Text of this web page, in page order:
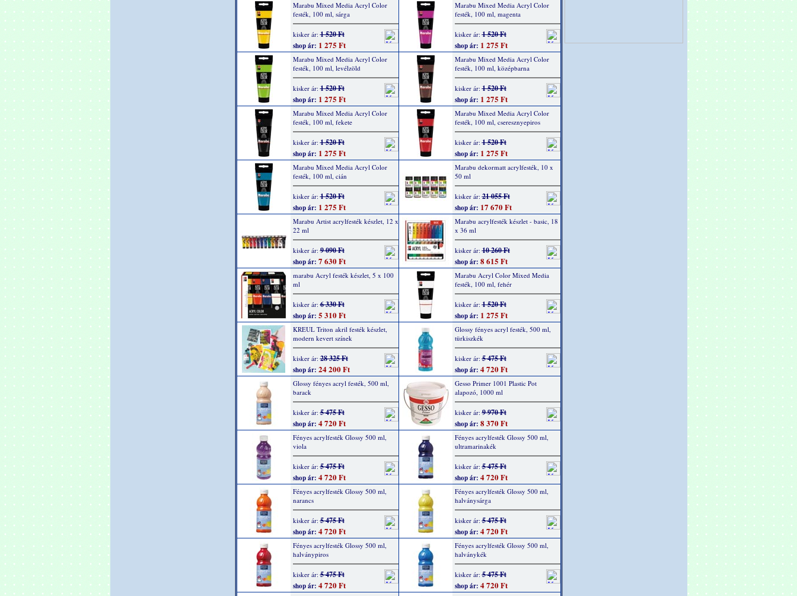
Marabu Mixed Media Acryl Color
festék, 100 ml, sárga
kisker ár:1 520 Ft
shop ár: 1 275 Ft
Marabu Mixed Media Acryl Color
festék, 100 ml, magenta
kisker ár:1 520 Ft
shop ár: 1 275 Ft
Marabu Mixed Media Acryl Color
festék, 100 ml, levélzöld
kisker ár:1 520 Ft
shop ár: 1 275 Ft
Marabu Mixed Media Acryl Color
festék, 100 ml, középbarna
kisker ár:1 520 Ft
shop ár: 1 275 Ft
Marabu Mixed Media Acryl Color
festék, 100 ml, fekete
kisker ár:1 520 Ft
shop ár: 1 275 Ft
Marabu Mixed Media Acryl Color
festék, 100 ml, cseresznyepiros
kisker ár:1 520 Ft
shop ár: 1 275 Ft
Marabu Mixed Media Acryl Color
festék, 100 ml, cián
kisker ár:1 520 Ft
shop ár: 1 275 Ft
Marabu dekormatt acrylfesték, 10 x
50 ml
kisker ár:21 055 Ft
shop ár: 17 670 Ft
Marabu Artist acrylfesték készlet, 12 x
22 ml
kisker ár:9 090 Ft
shop ár: 7 630 Ft
Marabu acrylfesték készlet - basic, 18
x 36 ml
kisker ár:10 260 Ft
shop ár: 8 615 Ft
marabu Acryl festék készlet, 5 x 100
ml
kisker ár:6 330 Ft
shop ár: 5 310 Ft
Marabu Acryl Color Mixed Media
festék, 100 ml, fehér
kisker ár:1 520 Ft
shop ár: 1 275 Ft
KREUL Triton akril festék készlet,
modern kevert színek
kisker ár:28 325 Ft
shop ár: 24 200 Ft
Glossy fényes acryl festék, 500 ml,
türkiszkék
kisker ár:5 475 Ft
shop ár: 4 720 Ft
Glossy fényes acryl festék, 500 ml,
barack
kisker ár:5 475 Ft
shop ár: 4 720 Ft
Gesso Primer 1001 Plastic Pot
alapozó, 1000 ml
kisker ár:9 970 Ft
shop ár: 8 370 Ft
Fényes acrylfesték Glossy 500 ml,
viola
kisker ár:5 475 Ft
shop ár: 4 720 Ft
Fényes acrylfesték Glossy 500 ml,
ultramarinakék
kisker ár:5 475 Ft
shop ár: 4 720 Ft
Fényes acrylfesték Glossy 500 ml,
narancs
kisker ár:5 475 Ft
shop ár: 4 720 Ft
Fényes acrylfesték Glossy 500 ml,
halványsárga
kisker ár:5 475 Ft
shop ár: 4 720 Ft
Fényes acrylfesték Glossy 500 ml,
halványpiros
kisker ár:5 475 Ft
shop ár: 4 720 Ft
Fényes acrylfesték Glossy 500 ml,
halványkék
kisker ár:5 475 Ft
shop ár: 4 720 Ft